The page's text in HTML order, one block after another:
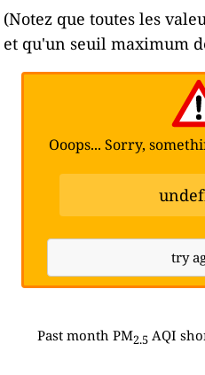
(Notez que toutes les
et qu'un seuil maximum
Ooops... Sorry,
try
Past month PM2.5 AQI